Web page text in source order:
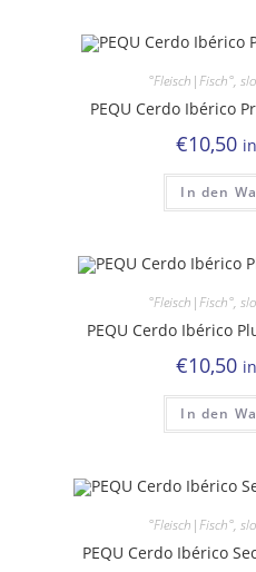
°Fleisch|Fisch°,
PEQU Cerdo Ibérico
€10,50
In den
°Fleisch|Fisch°,
PEQU Cerdo Ibérico
€10,50
In den
°Fleisch|Fisch°,
PEQU Cerdo Ibérico